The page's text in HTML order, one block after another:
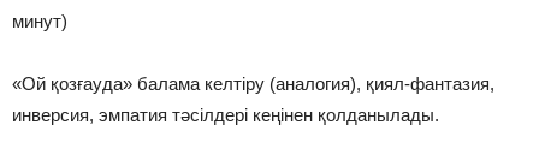
минут)
«Ой қозғауда» балама келтіру (аналогия), қиял-фантазия,
инверсия, эмпатия тәсілдері кеңінен қолданылады.